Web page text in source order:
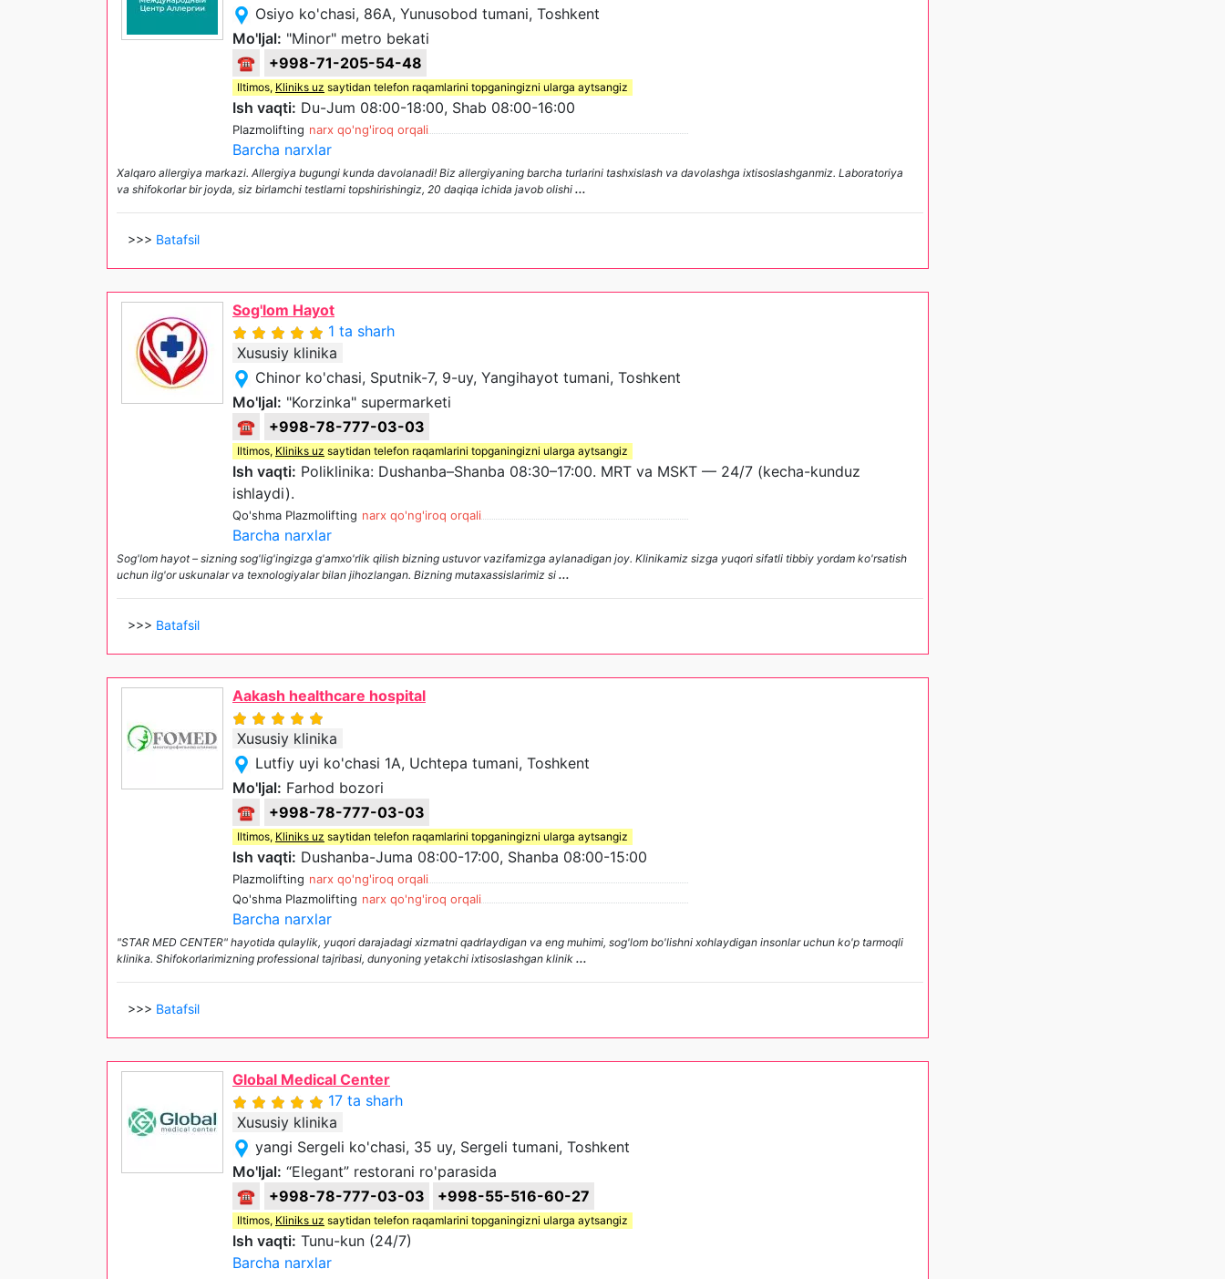
Osiyo ko'chasi, 86A, Yunusobod tumani, Toshkent
Mo'ljal: "Minor" metro bekati
☎
+998-71-205-54-48
Iltimos, Kliniks uz saytidan telefon raqamlarini topganingizni ularga aytsangiz
Ish vaqti: Du-Jum 08:00-18:00, Shab 08:00-16:00
Plazmolifting narx qo'ng'iroq orqali
Barcha narxlar
Xalqaro allergiya markazi. Allergiya bugungi kunda davolanadi! Biz allergiyaning barcha turlarini tashxislash va davolashga ixtisoslashganmiz. Laboratoriya
va shifokorlar bir joyda, siz birlamchi testlarni topshirishingiz, 20 daqiqa ichida javob olishi ...
>>> Batafsil
Sog'lom Hayot
1 ta sharh
Xususiy klinika
Chinor ko'chasi, Sputnik-7, 9-uy, Yangihayot tumani, Toshkent
Mo'ljal: "Korzinka" supermarketi
☎
+998-78-777-03-03
Iltimos, Kliniks uz saytidan telefon raqamlarini topganingizni ularga aytsangiz
Ish vaqti: Poliklinika: Dushanba–Shanba 08:30–17:00. MRT va MSKT — 24/7 (kecha-kunduz
ishlaydi).
Qo'shma Plazmolifting narx qo'ng'iroq orqali
Barcha narxlar
Sog'lom hayot – sizning sog'lig'ingizga g'amxo'rlik qilish bizning ustuvor vazifamizga aylanadigan joy. Klinikamiz sizga yuqori sifatli tibbiy yordam ko'rsatish
uchun ilg'or uskunalar va texnologiyalar bilan jihozlangan. Bizning mutaxassislarimiz si ...
>>> Batafsil
Aakash healthcare hospital
Xususiy klinika
Lutfiy uyi ko'chasi 1A, Uchtepa tumani, Toshkent
Mo'ljal: Farhod bozori
☎
+998-78-777-03-03
Iltimos, Kliniks uz saytidan telefon raqamlarini topganingizni ularga aytsangiz
Ish vaqti: Dushanba-Juma 08:00-17:00, Shanba 08:00-15:00
Plazmolifting narx qo'ng'iroq orqali
Qo'shma Plazmolifting narx qo'ng'iroq orqali
Barcha narxlar
"STAR MED CENTER" hayotida qulaylik, yuqori darajadagi xizmatni qadrlaydigan va eng muhimi, sog'lom bo'lishni xohlaydigan insonlar uchun ko'p tarmoqli
klinika. Shifokorlarimizning professional tajribasi, dunyoning yetakchi ixtisoslashgan klinik ...
>>> Batafsil
Global Medical Center
17 ta sharh
Xususiy klinika
yangi Sergeli ko'chasi, 35 uy, Sergeli tumani, Toshkent
Mo'ljal: “Elegant” restorani ro'parasida
☎
+998-78-777-03-03 +998-55-516-60-27
Iltimos, Kliniks uz saytidan telefon raqamlarini topganingizni ularga aytsangiz
Ish vaqti: Tunu-kun (24/7)
Barcha narxlar